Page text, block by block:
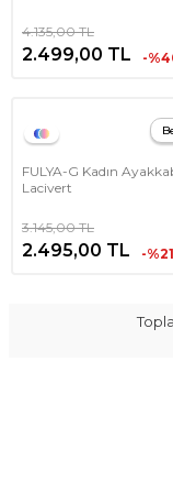
4.135,00TL
2.499,00 TL -
FULYA-G Kadın
Lacivert
3.145,00TL
2.495,00 TL -%21